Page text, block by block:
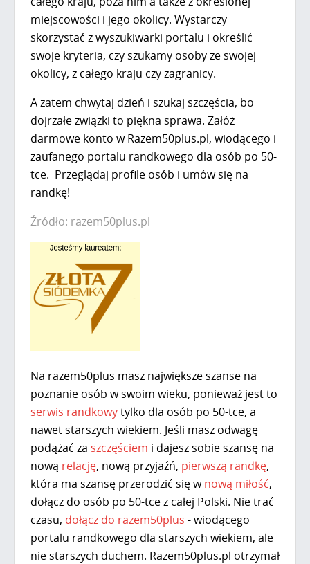
miejscowości i jego okolicy. Wystarczy
skorzystać z wyszukiwarki portalu i określić
swoje kryteria, czy szukamy osoby ze swojej
okolicy, z całego kraju czy zagranicy.
A zatem chwytaj dzień i szukaj szczęścia, bo
dojrzałe związki to piękna sprawa. Załóż
darmowe konto w Razem50plus.pl, wiodącego i
zaufanego portalu randkowego dla osób po 50-
tce. Przeglądaj profile osób i umów się na
randkę!
Źródło: razem50plus.pl
Na razem50plus masz największe szanse na
poznanie osób w swoim wieku, ponieważ jest to
serwis randkowytylko dla osób po 50-tce, a
nawet starszych wiekiem. Jeśli masz odwagę
podążać za szczęściem i dajesz sobie szansę na
nową relację, nową przyjaźń, pierwszą randkę,
która ma szansę przerodzić się wnową miłość,
dołącz do osób po 50-tce z całej Polski. Nie trać
czasu, dołącz do razem50plus - wiodącego
portalu randkowego dla starszych wiekiem, ale
nie starszych duchem. Razem50plus.pl otrzymał